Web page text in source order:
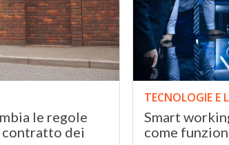
le regole
contratto dei
TECNOLOGIE E
Smart
come